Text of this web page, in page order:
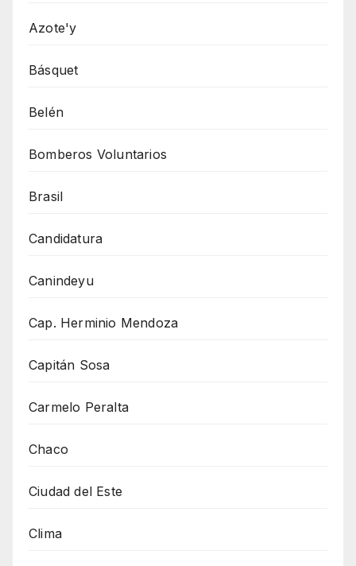
Azote'y
Básquet
Belén
Bomberos Voluntarios
Brasil
Candidatura
Canindeyu
Cap. Herminio Mendoza
Capitán Sosa
Carmelo Peralta
Chaco
Ciudad del Este
Clima